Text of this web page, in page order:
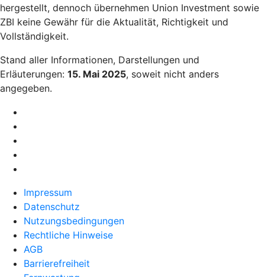
hergestellt, dennoch übernehmen Union Investment sowie
ZBI keine Gewähr für die Aktualität, Richtigkeit und
Vollständigkeit.
Stand aller Informationen, Darstellungen und
Erläuterungen: 15. Mai 2025, soweit nicht anders
angegeben.
Impressum
Datenschutz
Nutzungsbedingungen
Rechtliche Hinweise
AGB
Barrierefreiheit